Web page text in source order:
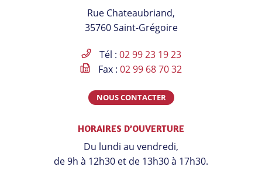
compte
Facebook
le
compte
Instagram
compte
Linkedin
la
chaîne
Youtube
Rue Chateaubriand,
35760 Saint-Grégoire
Tél : 02 99 23 19 23
Fax : 02 99 68 70 32
NOUS CONTACTER
HORAIRES D’OUVERTURE
Du lundi au vendredi,
de 9h à 12h30 et de 13h30 à 17h30.